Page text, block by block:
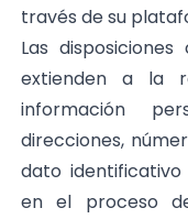
través de su
Las
extienden a la
información
direcciones,
dato
en el proceso